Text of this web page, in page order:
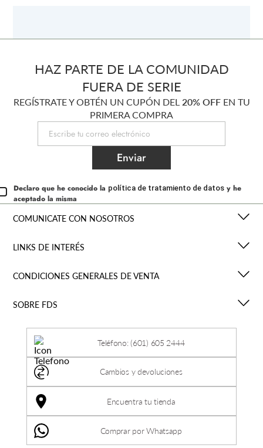
HAZ PARTE DE LA COMUNIDAD
FUERA DE SERIE
REGÍSTRATE Y OBTÉN UN CUPÓN DEL 20% OFFEN TU
PRIMERA COMPRA
Enviar
Declaro que he conocido la política de tratamiento de datos y he
aceptado la misma
COMUNICATE CON NOSOTROS
LINKS DE INTERÉS
CONDICIONES GENERALES DE VENTA
SOBRE FDS
Teléfono: (601) 605 2444
Cambios y devoluciones
Encuentra tu tienda
Comprar por Whatsapp